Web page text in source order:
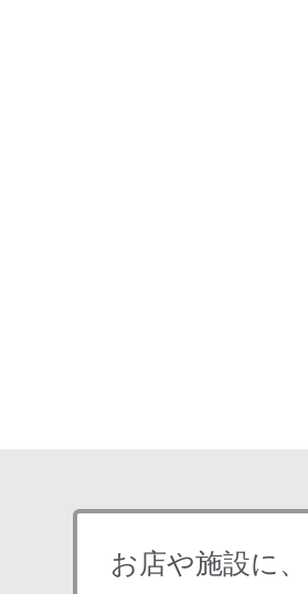
お店や施設に、